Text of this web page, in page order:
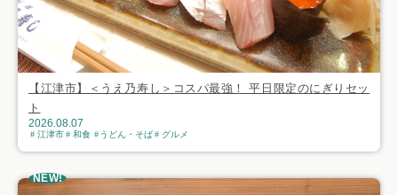
【江津市】＜うえ乃寿し＞コスパ最強！ 平日限定のにぎりセッ
ト
2026.08.07
江津市 和食 うどん・そば グルメ
NEW!